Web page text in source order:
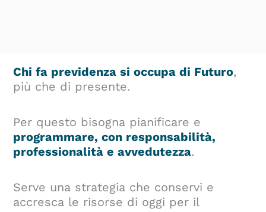
Chi fa previdenza si occupa di Futuro,
più che di presente.
Per questo bisogna pianificare e
programmare, con responsabilità,
professionalità e avvedutezza.
Serve una strategia che conservi e
accresca le risorse di oggi per il